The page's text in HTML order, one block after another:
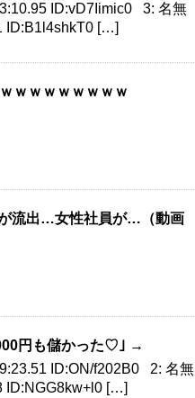
ID:vD7Iimic0 3: 名無
ID:B1l4shkT0 […]
ｗｗｗｗｗｗｗｗ
が流出…女性社員が…（動画
円も儲かった♡｣ →
ID:ON/f202B0 2: 名無
ID:NGG8kw+l0 […]